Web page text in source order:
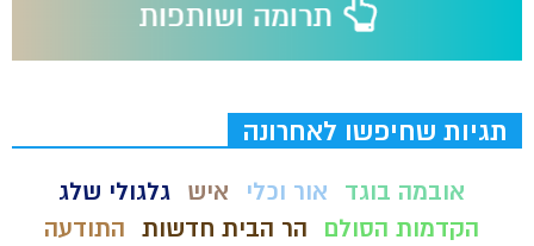
תגיות שחיפשו לאחרונה
אובמה בוגד אור וכלי איש
גלגולי שלג
הקדמות הסולם
הר הבית חדשות התודעה